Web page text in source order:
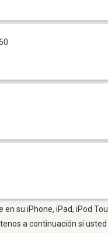
en su iPhone, iPad, iPod
a continuación si